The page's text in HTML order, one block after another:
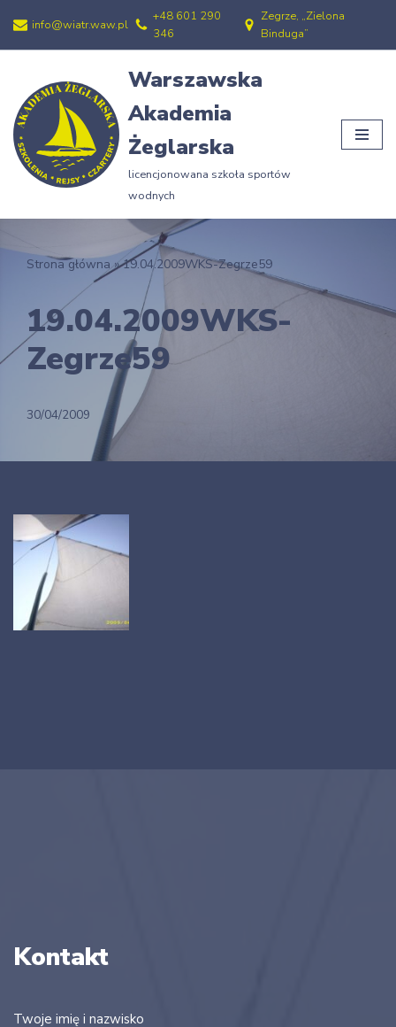
Przejdź
treści
info@wiatr.waw.pl
+48 601 290
346
Zegrze, „Zielona
Binduga”
Warszawska
Akademia
Żeglarska
licencjonowana szkoła sportów
wodnych
Strona główna »19.04.2009WKS-Zegrze59
19.04.2009WKS-
Zegrze59
30/04/2009
Kontakt
Twoje imię i nazwisko